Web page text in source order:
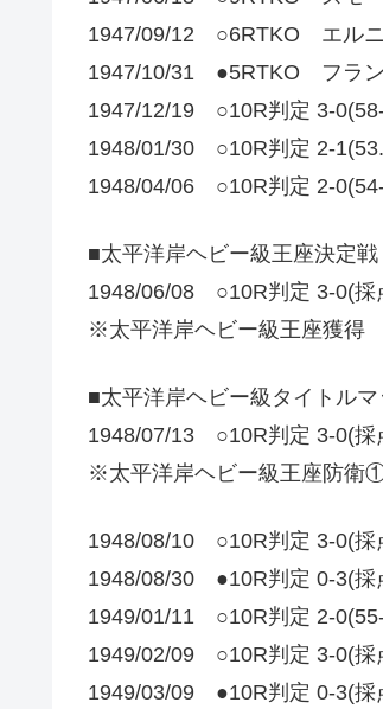
1947/09/12 ○6RTKO エルニ
1947/10/31 ●5RTKO フラン
1947/12/19 ○10R判定 3-
1948/01/30 ○10R判定 2-
1948/04/06 ○10R判定 2-
■太平洋岸ヘビー級王座決定戦
1948/06/08 ○10R判定 3-0(採
※太平洋岸ヘビー級王座獲得
■太平洋岸ヘビー級タイトルマ
1948/07/13 ○10R判定 3-0(
※太平洋岸ヘビー級王座防衛
1948/08/10 ○10R判定 3-0(
1948/08/30 ●10R判定 0-3(
1949/01/11 ○10R判定 2-
1949/02/09 ○10R判定 3-0(
1949/03/09 ●10R判定 0-3(